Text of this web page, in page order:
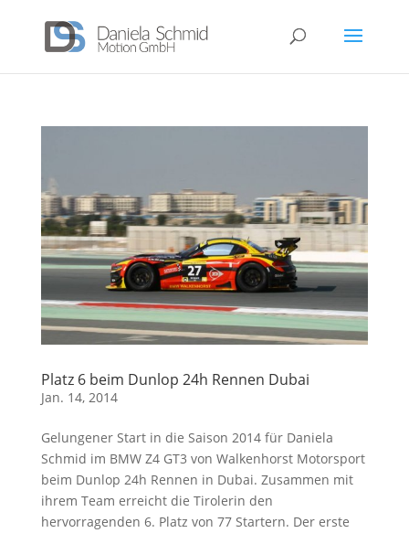
Platz 6 beim Dunlop 24h Rennen Dubai
Jan. 14, 2014
Gelungener Start in die Saison 2014 für Daniela
Schmid im BMW Z4 GT3 von Walkenhorst Motorsport
beim Dunlop 24h Rennen in Dubai. Zusammen mit
ihrem Team erreicht die Tirolerin den
hervorragenden 6. Platz von 77 Startern. Der erste